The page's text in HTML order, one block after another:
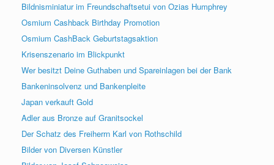
Bildnisminiatur im Freundschaftsetui von Ozias Humphrey
Osmium Cashback Birthday Promotion
Osmium CashBack Geburtstagsaktion
Krisenszenario im Blickpunkt
Wer besitzt Deine Guthaben und Spareinlagen bei der Bank
Bankeninsolvenz und Bankenpleite
Japan verkauft Gold
Adler aus Bronze auf Granitsockel
Der Schatz des Freiherrn Karl von Rothschild
Bilder von Diversen Künstler